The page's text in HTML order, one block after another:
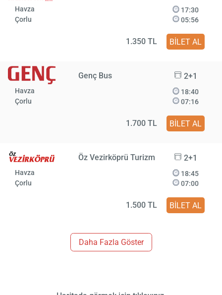
Havza
Çorlu
17:30
05:56
1.350 TL BİLET AL
Genç Bus 2+1
Havza
Çorlu
18:40
07:16
1.700 TL BİLET AL
Öz Vezirköprü Turizm 2+1
Havza
Çorlu
18:45
07:00
1.500 TL BİLET AL
Daha Fazla Göster